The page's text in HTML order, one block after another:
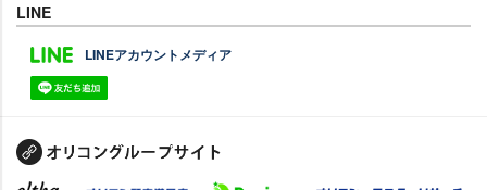
LINE
LINEアカウントメディア